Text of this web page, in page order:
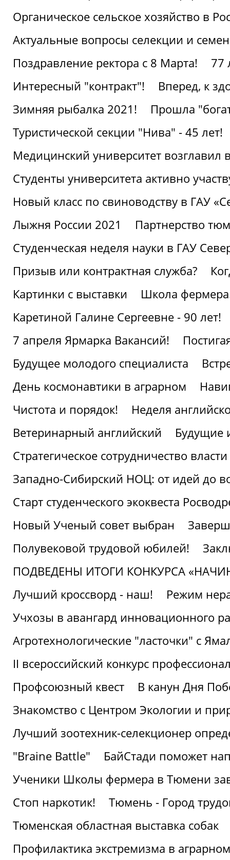
Органическое сельское хозяйство в
Актуальные вопросы селекции и
Поздравление ректора с 8 Марта!
77
Интересный "контракт"!
Вперед, к
Зимняя рыбалка 2021!
Прошла
Туристической секции "Нива" - 45 лет!
Медицинский университет возглавил
Студенты университета активно
Новый класс по свиноводству в ГАУ
Лыжня России 2021
Партнерство
Студенческая неделя науки в ГАУ
Призыв или контрактная служба?
Картинки с выставки
Школа
Каретиной Галине Сергеевне - 90 лет!
7 апреля Ярмарка Вакансий!
Будущее молодого специалиста
День космонавтики в аграрном
Чистота и порядок!
Неделя
Ветеринарный английский
Будущие
Стратегическое сотрудничество
Западно-Сибирский НОЦ: от идей до
Старт студенческого экоквеста
Новый Ученый совет выбран
Полувековой трудовой юбилей!
ПОДВЕДЕНЫ ИТОГИ КОНКУРСА
Лучший кроссворд - наш!
Режим
Учхозы в авангард инновационного
Агротехнологические "ласточки" с
II всероссийский конкурс
Профсоюзный квест
В канун Дня
Знакомство с Центром Экологии и
Лучший зоотехник-селекционер
"Braine Battle"
БайСтади поможет
Ученики Школы фермера в Тюмени
Стоп наркотик!
Тюмень - Город
Тюменская областная выставка собак
Профилактика экстремизма в аграрном